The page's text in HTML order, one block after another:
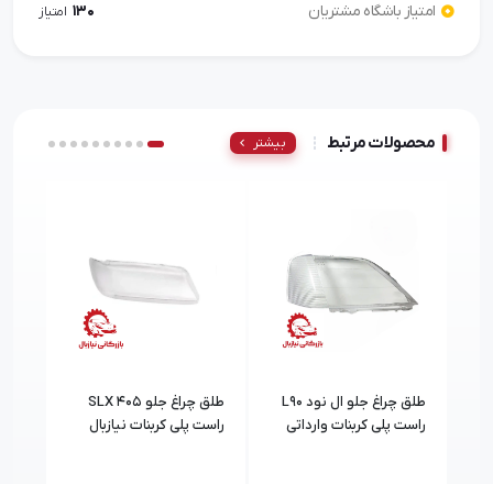
امتیاز باشگاه مشتریان 130 امتیاز
محصولات مرتبط بیشتر
طلق چراغ جلو ال نود L90
راست پلی کربنات وارداتی
طلق چراغ جلو ۴۰۵ SLX
راست پلی کربنات نیازبال